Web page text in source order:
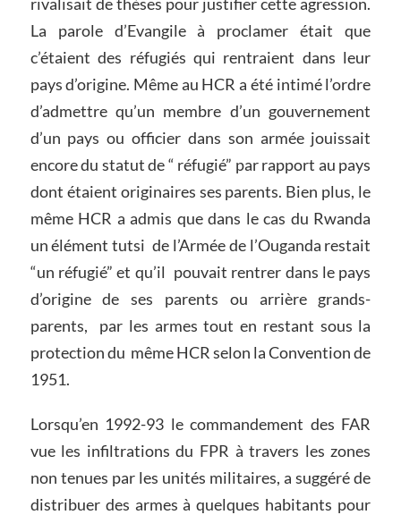
La parole d’Evangile à proclamer était que
c’étaient des réfugiés qui rentraient dans leur
pays d’origine. Même au HCR a été intimé l’ordre
d’admettre qu’un membre d’un gouvernement
d’un pays ou officier dans son armée jouissait
encore du statut de “ réfugié” par rapport au pays
dont étaient originaires ses parents. Bien plus, le
même HCR a admis que dans le cas du Rwanda
un élément tutsi de l’Armée de l’Ouganda restait
“un réfugié” et qu’il pouvait rentrer dans le pays
d’origine de ses parents ou arrière grands-
parents, par les armes tout en restant sous la
protection du même HCR selon la Convention de
1951.
Lorsqu’en 1992-93 le commandement des FAR
vue les infiltrations du FPR à travers les zones
non tenues par les unités militaires, a suggéré de
distribuer des armes à quelques habitants pour